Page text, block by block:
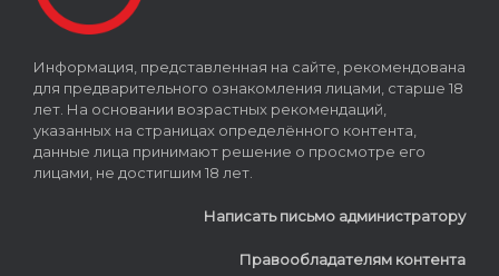
Информация, представленная на сайте, рекомендована
для предварительного ознакомления лицами, старше 18
лет. На основании возрастных рекомендаций,
указанных на страницах определённого контента,
данные лица принимают решение о просмотре его
лицами, не достигшим 18 лет.
Написать письмо администратору
Правообладателям контента